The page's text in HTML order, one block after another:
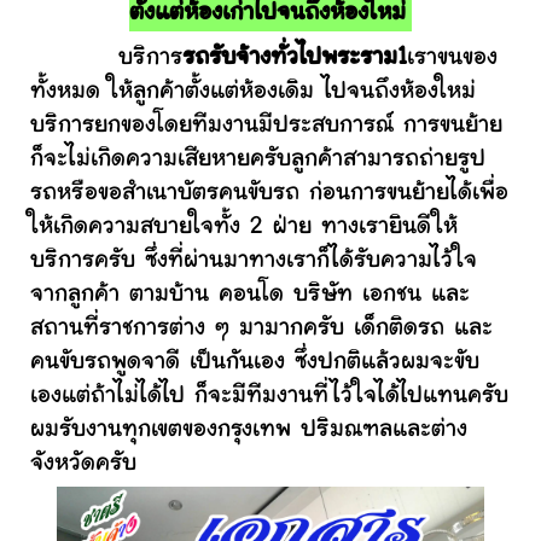
ตั้งแต่ห้องเก่าไปจนถึงห้องใหม่
บริการรถรับจ้างทั่วไปพระราม1เราขนของ
ทั้งหมด ให้ลูกค้าตั้งแต่ห้องเดิม ไปจนถึงห้องใหม่
บริการยกของโดยทีมงานมีประสบการณ์ การขนย้าย
ก็จะไม่เกิดความเสียหายครับลูกค้าสามารถถ่ายรูป
รถหรือขอสำเนาบัตรคนขับรถ ก่อนการขนย้ายได้เพื่อ
ให้เกิดความสบายใจทั้ง 2 ฝ่าย ทางเรายินดีให้
บริการครับ ซึ่งที่ผ่านมาทางเราก็ได้รับความไว้ใจ
จากลูกค้า ตามบ้าน คอนโด บริษัท เอกชน และ
สถานที่ราชการต่าง ๆ มามากครับ เด็กติดรถ และ
คนขับรถพูดจาดี เป็นกันเอง ซึ่งปกติแล้วผมจะขับ
เองแต่ถ้าไม่ได้ไป ก็จะมีทีมงานที่ไว้ใจได้ไปแทนครับ
ผมรับงานทุกเขตของกรุงเทพ ปริมณฑลและต่าง
จังหวัดครับ